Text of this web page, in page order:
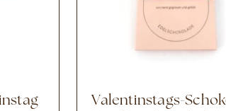
Valentinstags-Schokolade